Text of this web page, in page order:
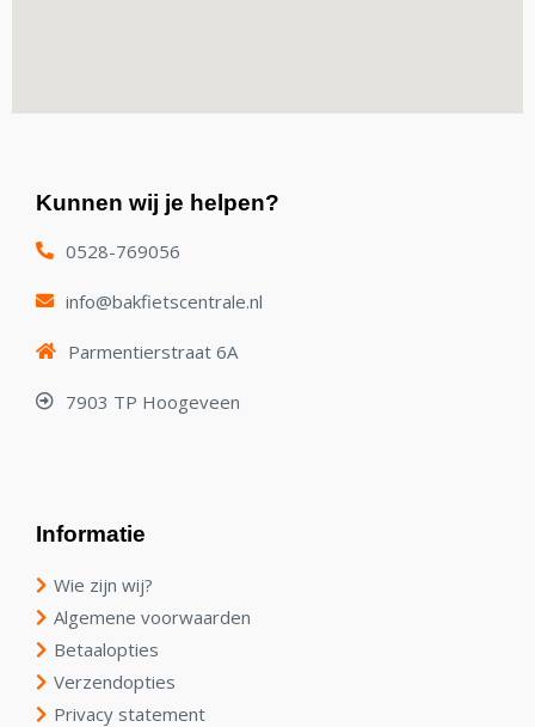
Kunnen wij je helpen?
0528-769056
info@bakfietscentrale.nl
Parmentierstraat 6A
7903 TP Hoogeveen
Informatie
Wie zijn wij?
Algemene voorwaarden
Betaalopties
Verzendopties
Privacy statement